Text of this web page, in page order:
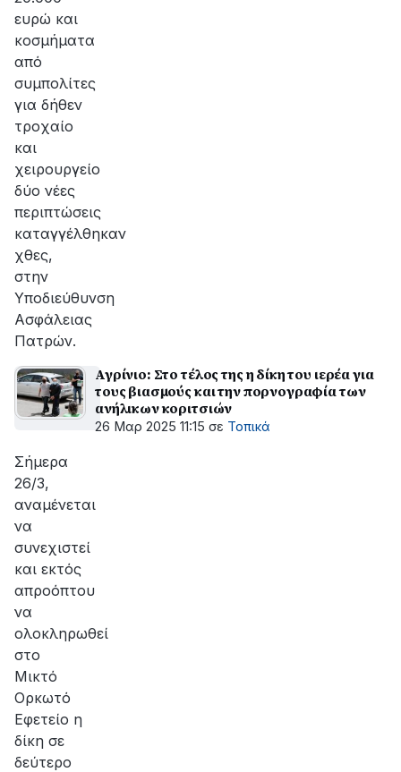
ευρώ και
κοσµήµατα
από
συµπολίτες
για δήθεν
τροχαίο
και
χειρουργείο
δύο νέες
περιπτώσεις
καταγγέλθηκαν
χθες,
στην
Υποδιεύθυνση
Ασφάλειας
Πατρών.
Αγρίνιο: Στο τέλος της η δίκη του ιερέα για
τους βιασμούς και την πορνογραφία των
ανήλικων κοριτσιών
26 Μαρ 2025 11:15 σε Τοπικά
Σήμερα
26/3,
αναμένεται
να
συνεχιστεί
και εκτός
απροόπτου
να
ολοκληρωθεί
στο
Μικτό
Ορκωτό
Εφετείο η
δίκη σε
δεύτερο